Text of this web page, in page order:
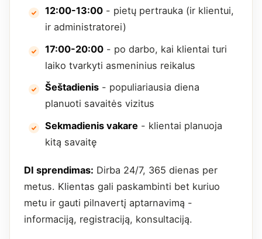
12:00-13:00 - pietų pertrauka (ir klientui,
ir administratorei)
17:00-20:00 - po darbo, kai klientai turi
laiko tvarkyti asmeninius reikalus
Šeštadienis - populiariausia diena
planuoti savaitės vizitus
Sekmadienis vakare - klientai planuoja
kitą savaitę
DI sprendimas: Dirba 24/7, 365 dienas per
metus. Klientas gali paskambinti bet kuriuo
metu ir gauti pilnavertį aptarnavimą -
informaciją, registraciją, konsultaciją.